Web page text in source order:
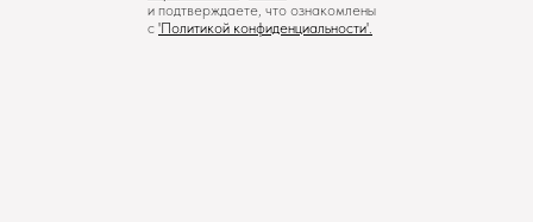
и подтверждаете, что ознакомлены
с 'Политикой конфиденциальности'.